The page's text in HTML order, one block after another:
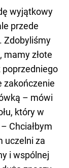
wyjątkowy
przede
Zdobyliśmy
mamy złote
poprzedniego
zakończenie
– mówi
który w
Chciałbym
uczelni za
i wspólnej